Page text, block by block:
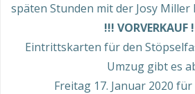
späten Stunden mit der Josy Miller
!!! VORVERKAUF
Eintrittskarten für den
Umzug gibt es
Freitag 17. Januar 2020